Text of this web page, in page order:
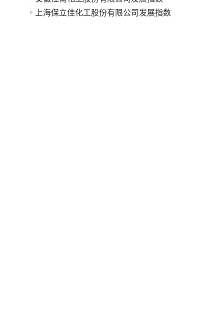
上海保立佳化工股份有限公司发展指数